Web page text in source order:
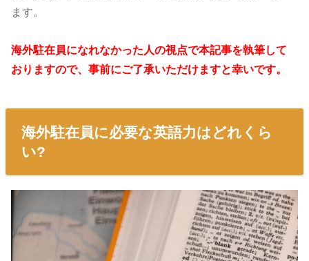
ます。
海外駐在員になれなかった人の視点で本記事を執筆して
おりますので、事前にご了承いただけますと幸いです。
海外駐在員に必要な英語力はどれくら
い?